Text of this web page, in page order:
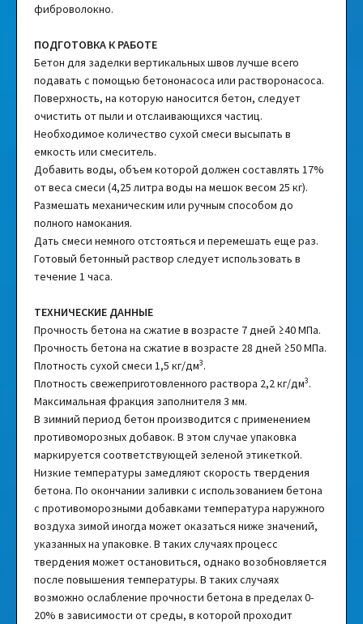
фиброволокно.
ПОДГОТОВКА К РАБОТЕ
Бетон для заделки вертикальных швов лучше всего
подавать с помощью бетононасоса или растворонасоса.
Поверхность, на которую наносится бетон, следует
очистить от пыли и отслаивающихся частиц.
Необходимое количество сухой смеси высыпать в
емкость или смеситель.
Добавить воды, объем которой должен составлять 17%
от веса смеси (4,25 литра воды на мешок весом 25 кг).
Размешать механическим или ручным способом до
полного намокания.
Дать смеси немного отстояться и перемешать еще раз.
Готовый бетонный раствор следует использовать в
течение 1 часа.
ТЕХНИЧЕСКИЕ ДАННЫЕ
Прочность бетона на сжатие в возрасте 7 дней ≥40 МПа.
Прочность бетона на сжатие в возрасте 28 дней ≥50 МПа.
Плотность сухой смеси 1,5 кг/дм3.
Плотность свежеприготовленного раствора 2,2 кг/дм3.
Максимальная фракция заполнителя 3 мм.
В зимний период бетон производится с применением
противоморозных добавок. В этом случае упаковка
маркируется соответствующей зеленой этикеткой.
Низкие температуры замедляют скорость твердения
бетона. По окончании заливки с использованием бетона
с противоморозными добавками температура наружного
воздуха зимой иногда может оказаться ниже значений,
указанных на упаковке. В таких случаях процесс
твердения может остановиться, однако возобновляется
после повышения температуры. В таких случаях
возможно ослабление прочности бетона в пределах 0-
20% в зависимости от среды, в которой проходит